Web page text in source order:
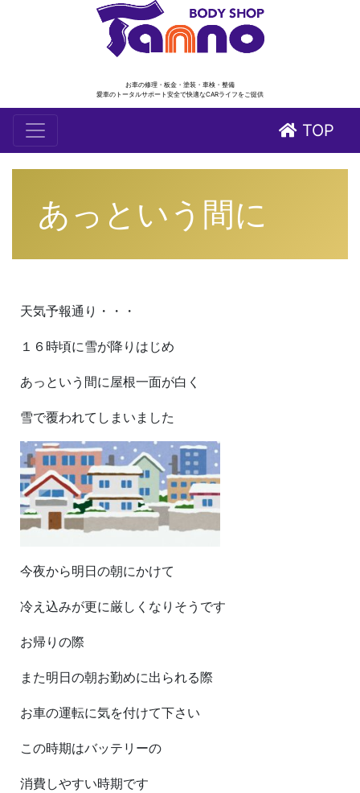
お車の修理・板金・塗装・車検・整備
愛車のトータルサポート安全で快適なCARライフをご提供
TOP
あっという間に
天気予報通り・・・
１６時頃に雪が降りはじめ
あっという間に屋根一面が白く
雪で覆われてしまいました
今夜から明日の朝にかけて
冷え込みが更に厳しくなりそうです
お帰りの際
また明日の朝お勤めに出られる際
お車の運転に気を付けて下さい
この時期はバッテリーの
消費しやすい時期です